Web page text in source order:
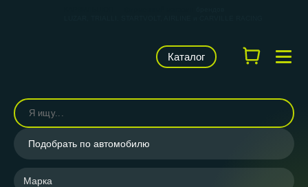
Каталог
Подобрать по автомобилю
Марка